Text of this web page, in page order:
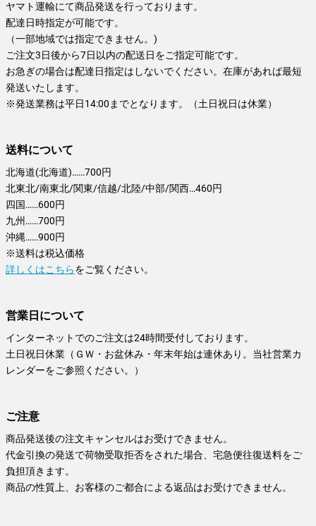
ヤマト運輸にて商品発送を行っております。
配達日時指定が可能です。
（一部地域では指定できません。)
ご注文3日後から7日以内の配送日をご指定可能です。
お急ぎの場合は配達日指定はしないでください。在庫があれば最短
発送いたします。
※発送業務は平日14:00までとなります。（土日祝日は休業）
送料について
北海道(北海道)……700円
北東北/南東北/関東/信越/北陸/中部/関西…460円
四国……600円
九州……700円
沖縄……900円
※送料は税込価格
詳しくはこちらをご覧ください。
営業日について
インターネットでのご注文は24時間受付しております。
土日祝日休業（ＧＷ・お盆休み・年末年始は連休あり。当社営業カ
レンダーをご参照ください。）
ご注意
商品発送後の注文キャンセルはお受けできません。
代金引換の発送で荷物受取拒否をされた場合、宅急便往復送料をご
負担頂きます。
商品の性質上、お客様のご都合による返品はお受けできません。